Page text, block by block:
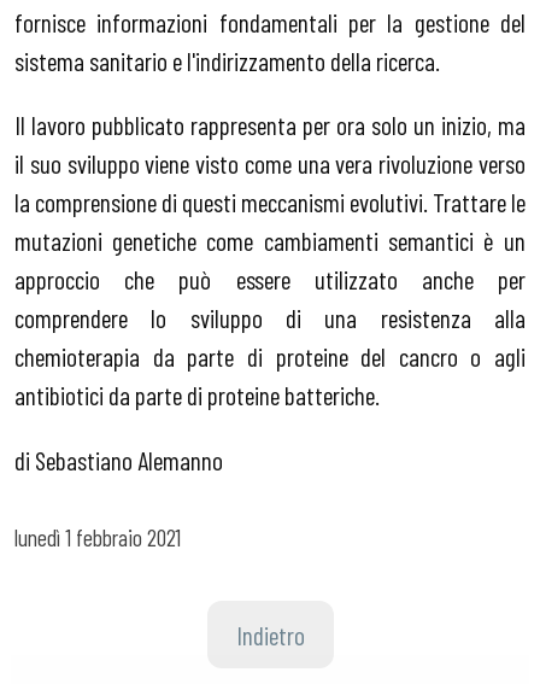
fornisce informazioni fondamentali per la gestione del
sistema sanitario e l'indirizzamento della ricerca.
Il lavoro pubblicato rappresenta per ora solo un inizio, ma
il suo sviluppo viene visto come una vera rivoluzione verso
la comprensione di questi meccanismi evolutivi. Trattare le
mutazioni genetiche come cambiamenti semantici è un
approccio che può essere utilizzato anche per
comprendere lo sviluppo di una resistenza alla
chemioterapia da parte di proteine del cancro o agli
antibiotici da parte di proteine batteriche.
di Sebastiano Alemanno
lunedì 1 febbraio 2021
Indietro